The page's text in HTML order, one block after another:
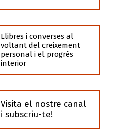
Llibres i converses al
voltant del creixement
personal i el progrés
interior
Visita el nostre canal
i subscriu-te!